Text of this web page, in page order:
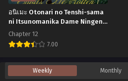
บอล
ซู
เปอร์:
โบร
ลี่
พากย์
เน
เวอร์
อนิเมะ Otonari no Tenshi-sama
ni Itsunomanika Dame Ningen
ni Sareteita Ken ขาดคุณนางฟ้า
ข้างห้องไป ผมคงมีชีวิตต่อไปไม่ได้
อีกแล้ว ตอนที่1-12 ซับไทย
Chapter 12
7.00
อ
นิ
Weekly Monthly